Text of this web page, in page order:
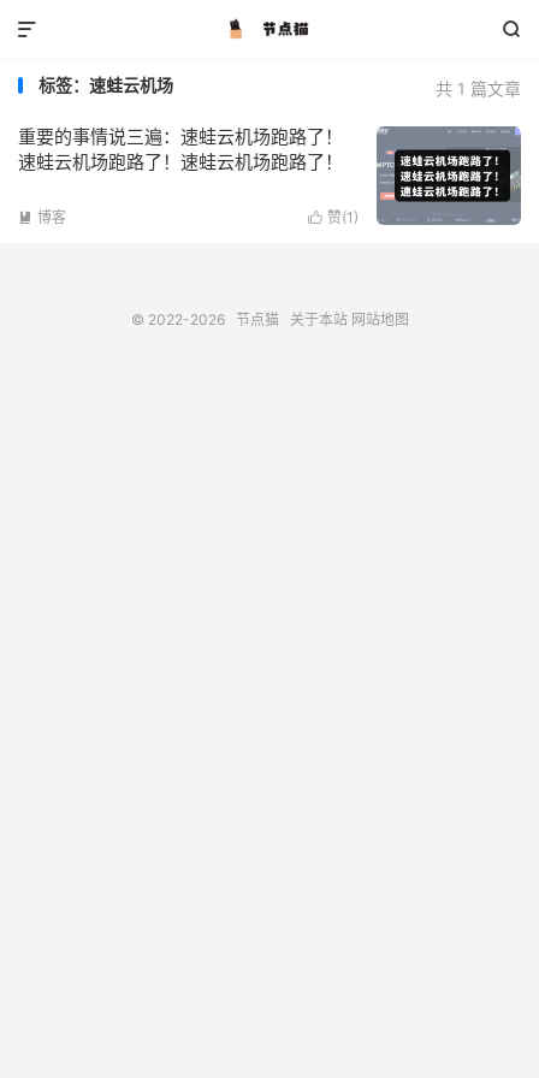


共 1 篇文章
标签：速蛙云机场
重要的事情说三遍：速蛙云机场跑路了！
速蛙云机场跑路了！速蛙云机场跑路了！
 赞(1 )
 博客
© 2022-2026 节点猫 关于本站 网站地图